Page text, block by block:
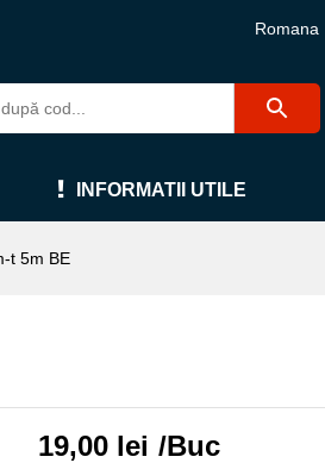
Romana
INFORMATII UTILE
t 5m BE
19,00 lei /Buc